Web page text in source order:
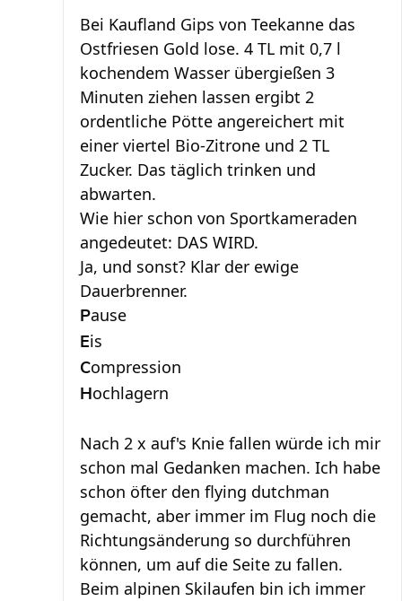
Bei Kaufland Gips von Teekanne das
Ostfriesen Gold lose. 4 TL mit 0,7 l
kochendem Wasser übergießen 3
Minuten ziehen lassen ergibt 2
ordentliche Pötte angereichert mit
einer viertel Bio-Zitrone und 2 TL
Zucker. Das täglich trinken und
abwarten.
Wie hier schon von Sportkameraden
angedeutet: DAS WIRD.
Ja, und sonst? Klar der ewige
Dauerbrenner.
Pause
Eis
Compression
H ochlagern
Nach 2 x auf's Knie fallen würde ich mir
schon mal Gedanken machen. Ich habe
schon öfter den flying dutchman
gemacht, aber immer im Flug noch die
Richtungsänderung so durchführen
können, um auf die Seite zu fallen.
Beim alpinen Skilaufen bin ich immer